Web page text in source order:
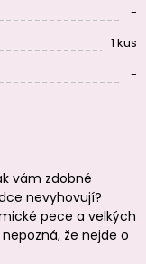
-
1 kus
-
vám zdobné
nevyhovují?
pece a velkých
že nejde o